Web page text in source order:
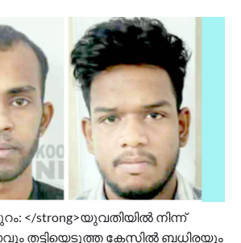
</strong>യുവതിയില്‍ നിന്ന്
തട്ടിയെടുത്ത കേസില്‍ ബധിരയും